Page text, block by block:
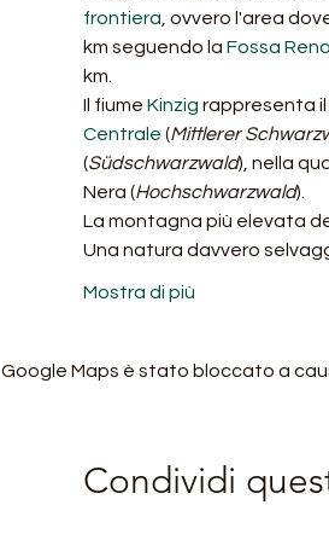
frontiera , ovvero l'area
km seguendo la Fossa
km.
Il fiume Kinzig rappresenta
Centrale (Mittlerer
(Südschwarzwald), nella
Nera (Hochschwarzwald).
La montagna più elevata
Una natura davvero
Mostra di più
Google Maps è stato bloccato a
Condividi